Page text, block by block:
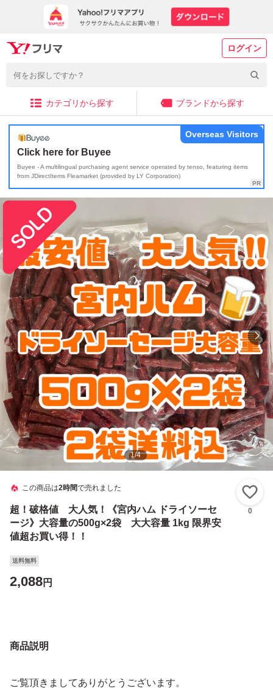
ログイン
カテゴリから探す ブランドから探す
Click here for Buyee
Buyee - A multilingual purchasing agent service operated by tenso, featuring items
from JDirectItems Fleamarket (provided by LY Corporation)
Overseas Visitors
1/4
この商品は2時間で売れました
超！破格値 大人気！《宮内ハム ドライソーセ
ージ》大容量の500g×2袋 大大容量 1kg 限界安
値超お買い得！！
0
送料無料
2,088円
商品説明
ご覧頂きましてありがとうございます。